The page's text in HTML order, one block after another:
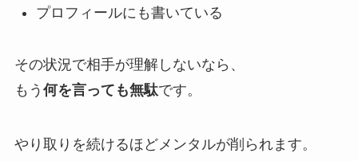
プロフィールにも書いている
その状況で相手が理解しないなら、
もう 何を言っても無駄です。
やり取りを続けるほどメンタルが削られます。